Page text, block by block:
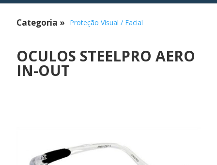
Categoria » Proteção Visual / Facial
OCULOS STEELPRO AERO
IN-OUT